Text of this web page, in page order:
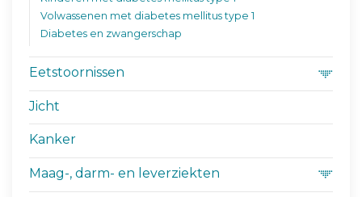
Volwassenen met diabetes mellitus type 1
Diabetes en zwangerschap
Eetstoornissen
Jicht
Kanker
Maag-, darm- en leverziekten